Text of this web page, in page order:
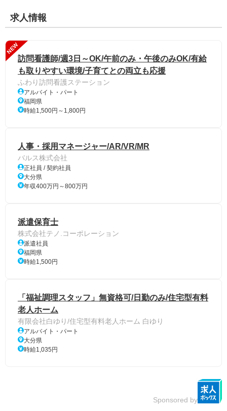
求人情報
NEW
訪問看護師/週3日～OK/午前のみ・午後のみOK/有給
も取りやすい環境/子育てとの両立も応援
ふわり訪問看護ステーション
アルバイト・パート
福岡県
時給1,500円～1,800円
人事・採用マネージャー/AR/VR/MR
バルス株式会社
正社員 / 契約社員
大分県
年収400万円～800万円
派遣保育士
株式会社テノ.コーポレーション
派遣社員
福岡県
時給1,500円
「福祉調理スタッフ」無資格可/日勤のみ/住宅型有料
老人ホーム
有限会社白ゆり/住宅型有料老人ホーム 白ゆり
アルバイト・パート
大分県
時給1,035円
Sponsored by